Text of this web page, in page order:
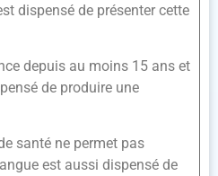
dispensé de présenter cette
depuis au moins 15 ans et
de produire une
santé ne permet pas
est aussi dispensé de